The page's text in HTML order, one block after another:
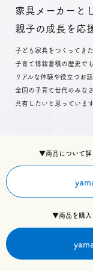
家具メーカーと
親子の成長を応
子ども家具をつくってきた
子育て情報蓄積の歴史でも
リアルな体験や役立つお
全国の子育て世代のみな
共有したいと思っています
▼商品について詳
▼商品を購入